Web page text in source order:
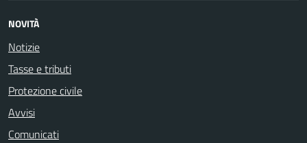
NOVITÀ
Notizie
Tasse e tributi
Protezione civile
Avvisi
Comunicati